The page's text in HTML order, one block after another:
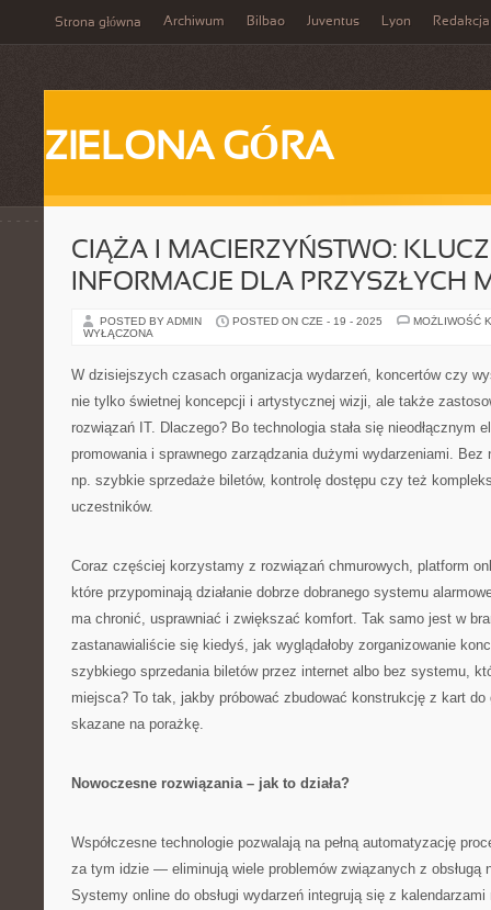
Strona główna Archiwum Bilbao Juventus Lyon Redakcja
ZIELONA GÓRA
CIĄŻA I MACIERZYŃSTWO:
INFORMACJE DLA PRZYSZŁYCH
POSTED BY ADMIN POSTED ON CZE - 19 - 2025
MOŻLIWOŚĆ
WYŁĄCZONA
W dzisiejszych czasach organizacja wydarzeń, koncertów czy
nie tylko świetnej koncepcji i artystycznej wizji, ale także
rozwiązań IT. Dlaczego? Bo technologia stała się nieodłącznym
promowania i sprawnego zarządzania dużymi wydarzeniami. Bez
np. szybkie sprzedaże biletów, kontrolę dostępu czy też
uczestników.
Coraz częściej korzystamy z rozwiązań chmurowych, platform
które przypominają działanie dobrze dobranego systemu
ma chronić, usprawniać i zwiększać komfort. Tak samo jest w
zastanawialiście się kiedyś, jak wyglądałoby zorganizowanie
szybkiego sprzedania biletów przez internet albo bez systemu,
miejsca? To tak, jakby próbować zbudować konstrukcję z kart
skazane na porażkę.
Nowoczesne rozwiązania – jak to działa?
Współczesne technologie pozwalają na pełną automatyzację
za tym idzie — eliminują wiele problemów związanych z obsługą
Systemy online do obsługi wydarzeń integrują się z